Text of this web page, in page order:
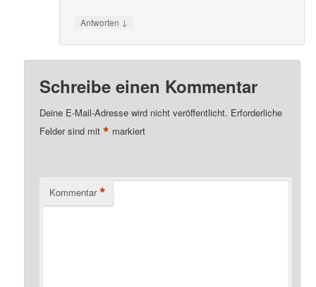
Antworten ↓
Schreibe einen Kommentar
Deine E-Mail-Adresse wird nicht veröffentlicht. Erforderliche
Felder sind mit* markiert
Kommentar *